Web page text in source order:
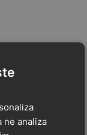
se
o
pășești. Acest
tendoanele
ne analiza